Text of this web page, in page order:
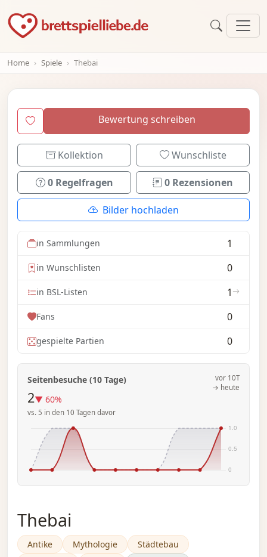
Home Spiele Thebai
Bewertung schreiben
Kollektion Wunschliste
0 Regelfragen 0 Rezensionen
Bilder hochladen
in Sammlungen 1
in Wunschlisten 0
in BSL-Listen 1
Fans 0
gespielte Partien 0
Seitenbesuche (10 Tage)
2▼ 60%
vs. 5 in den 10 Tagen davor
vor 10T
→ heute
Thebai
Antike Mythologie
Städtebau